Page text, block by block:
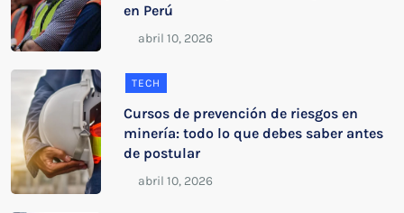
en Perú
TECH
Cursos de prevención de riesgos en
minería: todo lo que debes saber antes
de postular